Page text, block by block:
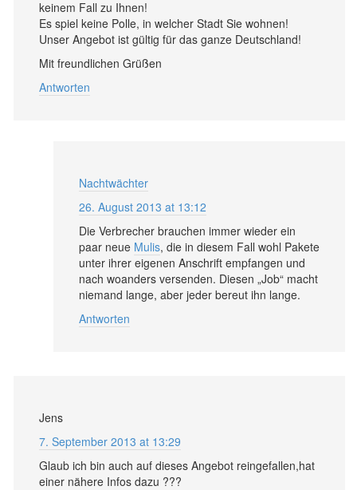
keinem Fall zu Ihnen!
Es spiel keine Polle, in welcher Stadt Sie wohnen!
Unser Angebot ist gültig für das ganze Deutschland!
Mit freundlichen Grüßen
Antworten
Nachtwächter
26. August 2013 at 13:12
Die Verbrecher brauchen immer wieder ein
paar neue Mulis, die in diesem Fall wohl Pakete
unter ihrer eigenen Anschrift empfangen und
nach woanders versenden. Diesen „Job“ macht
niemand lange, aber jeder bereut ihn lange.
Antworten
Jens
7. September 2013 at 13:29
Glaub ich bin auch auf dieses Angebot reingefallen,hat
einer nähere Infos dazu ???